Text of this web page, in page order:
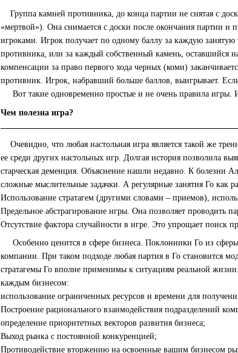
Группа камней противника, до конца партии не снятая с
«мертвой»). Она снимается с доски после окончания партии
игроками. Игрок получает по одному баллу за каждую
противника, или за каждый собственный камень, оставшийся
компенсации за право первого хода черных (коми)
противник. Игрок, набравший больше баллов, выигрывает.
Вот такие одновременно простые и не очень правила игры.
Чем полезна игра?
Очевидно, что любая настольная игра является такой же
ее среди других настольных игр. Долгая история позволила
старческая деменция. Объяснение нашли недавно. К болезни
сложные мыслительные задачки. А регулярные занятия Го как
Использование стратагем (другими словами – приемов),
Предельное абстрагирование игры. Она позволяет проводить
Отсутствие фактора случайности в игре. Это упрощает поиск
Особенно ценится в сфере бизнеса. Поклонники Го из сферы
компании. При таком подходе любая партия в Го становится
стратагемы Го вполне применимы к ситуациям реальной
каждым бизнесом:
использование ограниченных ресурсов и времени для
Построение рационального взаимодействия подразделений
определение приоритетных векторов развития бизнеса;
Выход рынка с постоянной конкуренцией;
Противодействие вторжению на освоенные вашим бизнесом